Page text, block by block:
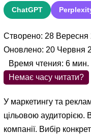
ChatGPT
Створено: 28 Вересня
Оновлено: 20 Червня
Немає часу читати?
Время чтения: 6 мин.
У маркетингу та
цільовою аудиторією.
компанії. Вибір